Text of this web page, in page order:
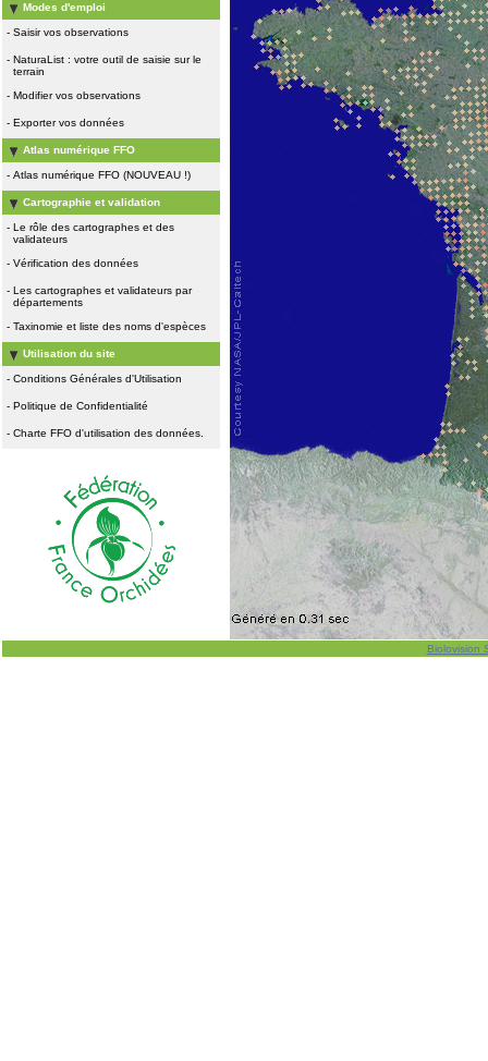
Modes d'emploi
- Saisir vos observations
- NaturaList : votre outil de saisie sur le
terrain
- Modifier vos observations
- Exporter vos données
Atlas numérique FFO
- Atlas numérique FFO (NOUVEAU !)
Cartographie et validation
- Le rôle des cartographes et des
validateurs
- Vérification des données
- Les cartographes et validateurs par
départements
- Taxinomie et liste des noms d'espèces
Utilisation du site
- Conditions Générales d'Utilisation
- Politique de Confidentialité
- Charte FFO d'utilisation des données.
Biolovision